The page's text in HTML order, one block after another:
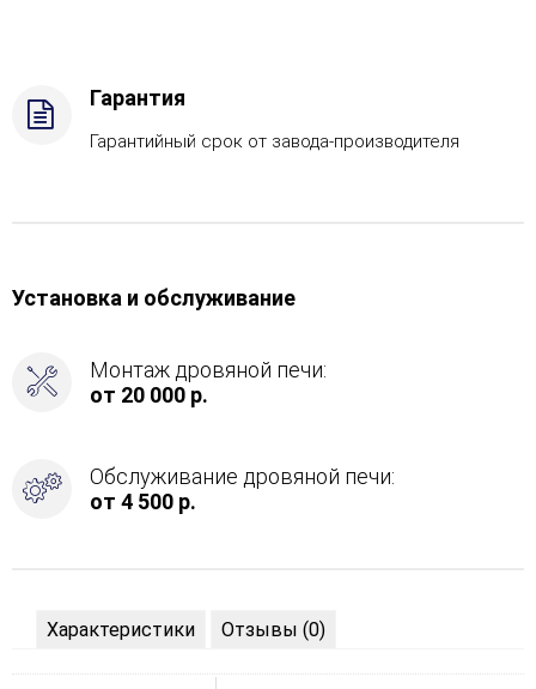
Боковой
вход
Гарантия
Гарантийный срок от завода-производителя
Установка и обслуживание
Монтаж дровяной печи:
от 20 000 р.
Обслуживание дровяной печи:
от 4 500 р.
Характеристики Отзывы (0)